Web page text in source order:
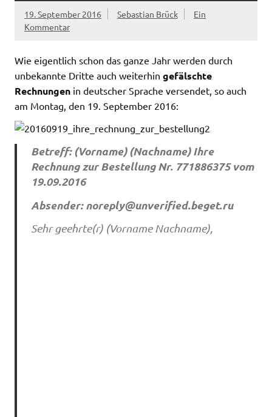
19. September 2016 Sebastian Brück
Ein
Kommentar
Wie eigentlich schon das ganze Jahr werden durch
unbekannte Dritte auch weiterhin gefälschte
Rechnungen in deutscher Sprache versendet, so auch
am Montag, den 19. September 2016:
Betreff: (Vorname) (Nachname) Ihre
Rechnung zur Bestellung Nr. 771886375 vom
19.09.2016
Absender:noreply@unverified.beget.ru
Sehr geehrte(r) (Vorname Nachname),